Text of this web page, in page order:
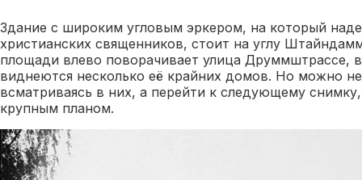
Здание с широким угловым эркером, на который
христианских священников, стоит на углу
площади влево поворачивает улица Друммштрассе,
виднеются несколько её крайних домов. Но можно не
всматриваясь в них, а перейти к следующему
крупным планом.